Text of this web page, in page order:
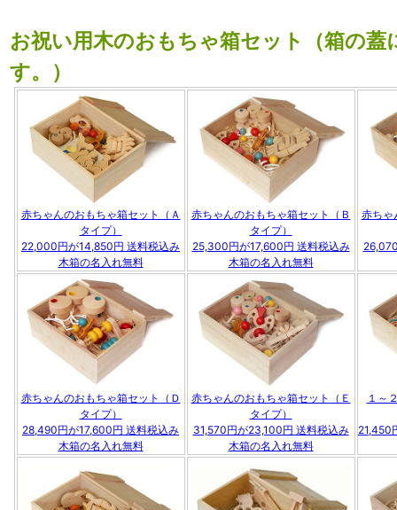
お祝い用木のおもちゃ箱セット（箱の蓋
す。）
赤ちゃんのおもちゃ箱セット（Ａ
タイプ）
22,000円が14,850円 送料税込み
木箱の名入れ無料
赤ちゃんのおもちゃ箱セット（Ｂ
タイプ）
25,300円が17,600円 送料税込み
木箱の名入れ無料
赤ちゃ
赤ちゃんのおもちゃ箱セット（Ｄ
タイプ）
28,490円が17,600円 送料税込み
木箱の名入れ無料
赤ちゃんのおもちゃ箱セット（Ｅ
タイプ）
31,570円が23,100円 送料税込み
木箱の名入れ無料
１～
21,450